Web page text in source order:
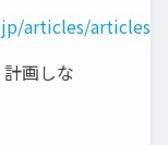
articles/articlesa/
計画しな